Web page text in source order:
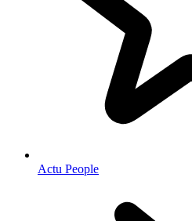
Actu People